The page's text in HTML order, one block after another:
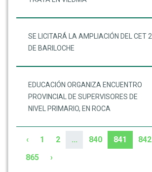
SE LICITARÁ LA AMPLIACIÓN DEL CET 2
DE BARILOCHE
EDUCACIÓN ORGANIZA ENCUENTRO
PROVINCIAL DE SUPERVISORES DE
NIVEL PRIMARIO, EN ROCA
‹ 1 2 ... 840 841 842
865
›